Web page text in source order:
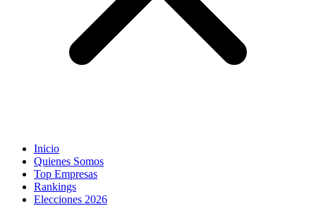
Inicio
Quienes Somos
Top Empresas
Rankings
Elecciones 2026